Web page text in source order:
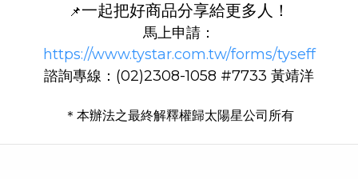
📌一起把好商品分享給更多人！
馬上申請：
https://www.tystar.com.tw/forms/tyseff
諮詢專線：(02)2308-1058 #7733 黃靖洋
＊本辦法之最終解釋權歸太陽星公司所有